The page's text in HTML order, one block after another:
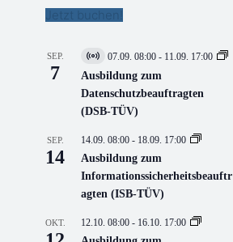
Jetzt buchen!
SEP.
7
V
i
t
u
l
V
e
r
n
s
07.09. 08:00 - 11.09. 17:00
Ausbildung zum
Datenschutzbeauftragten
(DSB-TÜV)
SEP.
14
14.09. 08:00 - 18.09. 17:00
Ausbildung zum
Informationssicherheitsbeauftr
agten (ISB-TÜV)
OKT. 12.10. 08:00 - 16.10. 17:00